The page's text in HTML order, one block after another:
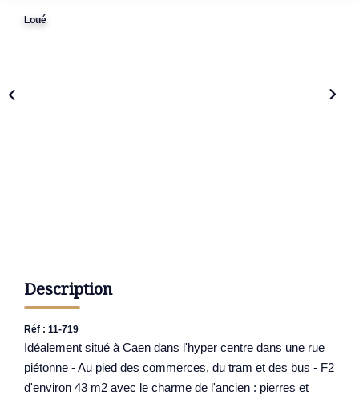
Loué
Description
Réf : 11-719
Idéalement situé à Caen dans l'hyper centre dans une rue
piétonne - Au pied des commerces, du tram et des bus - F2
d'environ 43 m2 avec le charme de l'ancien : pierres et